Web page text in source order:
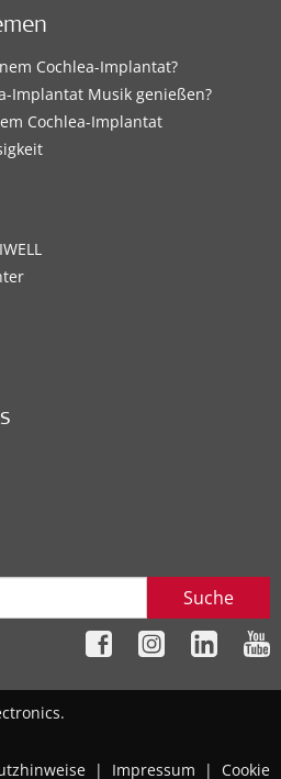
Cochlea-Implantat?
Implantat Musik genießen?
Cochlea-Implantat
Suche
| Impressum | Cookie